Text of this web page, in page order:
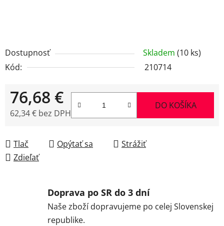
Dostupnosť Skladem (10 ks)
Kód:
210714
76,68 €
62,34 € bez DPH
DO KOŠÍKA
Tlač Opýtať sa
Strážiť
Zdieľať
Doprava po SR do 3 dní
Naše zboží dopravujeme po celej Slovenskej
republike.